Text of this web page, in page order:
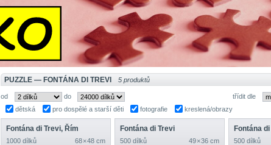
PUZZLE — FONTÁNA DI TREVI 5 produktů
od do
třídit dle
dětská
pro dospělé a starší děti fotografie kreslená/obrazy
Fontána di Trevi, Řím
1000 dílků
68 × 48 cm
Fontána di Trevi
500 dílků
49 × 36 cm
Fontána
500 dílků